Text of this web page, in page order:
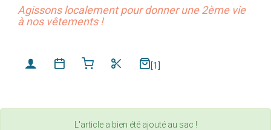
Agissons localement pour donner une 2ème vie
à nos vêtements !
[1]
L'article a bien été ajouté au sac !